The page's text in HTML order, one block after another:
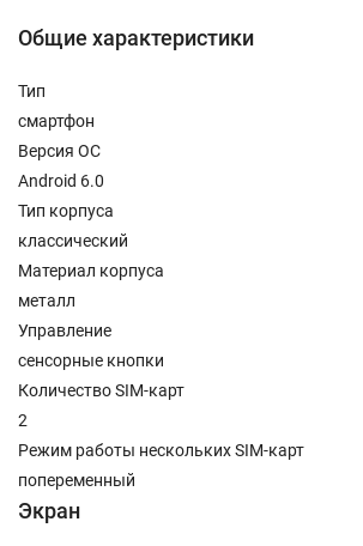
Общие характеристики
Тип
смартфон
Версия ОС
Android 6.0
Тип корпуса
классический
Материал корпуса
металл
Управление
сенсорные кнопки
Количество SIM-карт
2
Режим работы нескольких SIM-карт
попеременный
Экран